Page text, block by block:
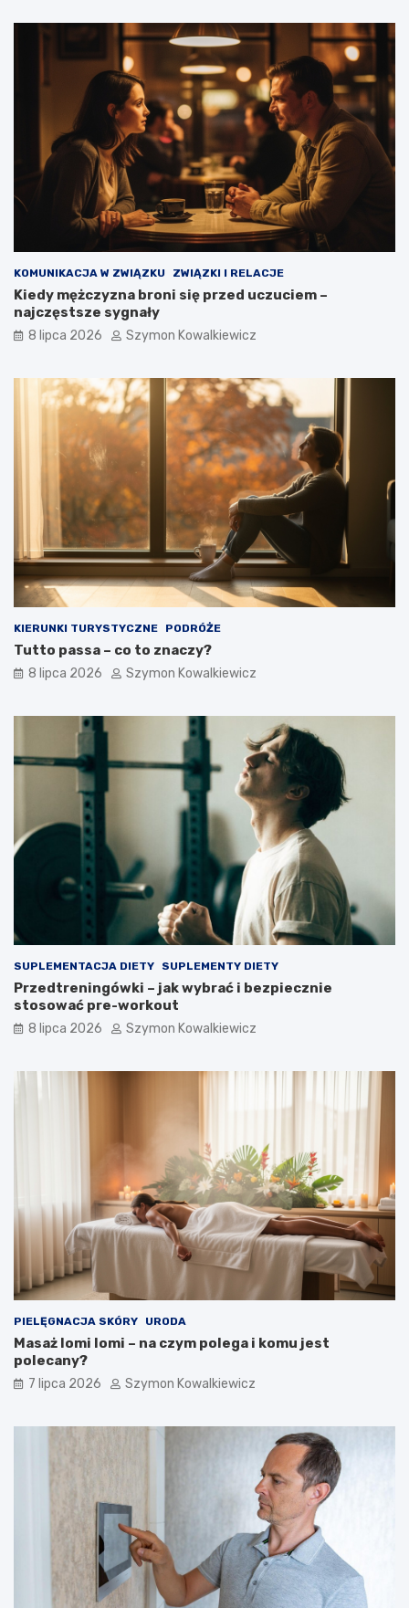
KOMUNIKACJA W ZWIĄZKU ZWIĄZKI I RELACJE
Kiedy mężczyzna broni się przed uczuciem –
najczęstsze sygnały
8 lipca 2026 Szymon Kowalkiewicz
KIERUNKI TURYSTYCZNE PODRÓŻE
Tutto passa – co to znaczy?
8 lipca 2026 Szymon Kowalkiewicz
SUPLEMENTACJA DIETY SUPLEMENTY DIETY
Przedtreningówki – jak wybrać i bezpiecznie
stosować pre-workout
8 lipca 2026 Szymon Kowalkiewicz
PIELĘGNACJA SKÓRY URODA
Masaż lomi lomi – na czym polega i komu jest
polecany?
7 lipca 2026 Szymon Kowalkiewicz